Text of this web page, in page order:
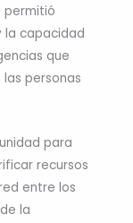
permitió
la capacidad
que
personas
para
recursos
entre los
la